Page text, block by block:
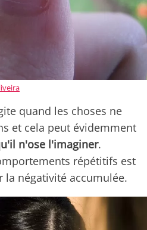
quand les choses ne
et cela peut évidemment
n'ose l'imaginer.
répétitifs est
la négativité accumulée.